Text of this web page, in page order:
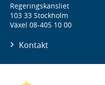
Regeringskansliet
103 33 Stockholm
Växel 08-405 10 00
Kontakt